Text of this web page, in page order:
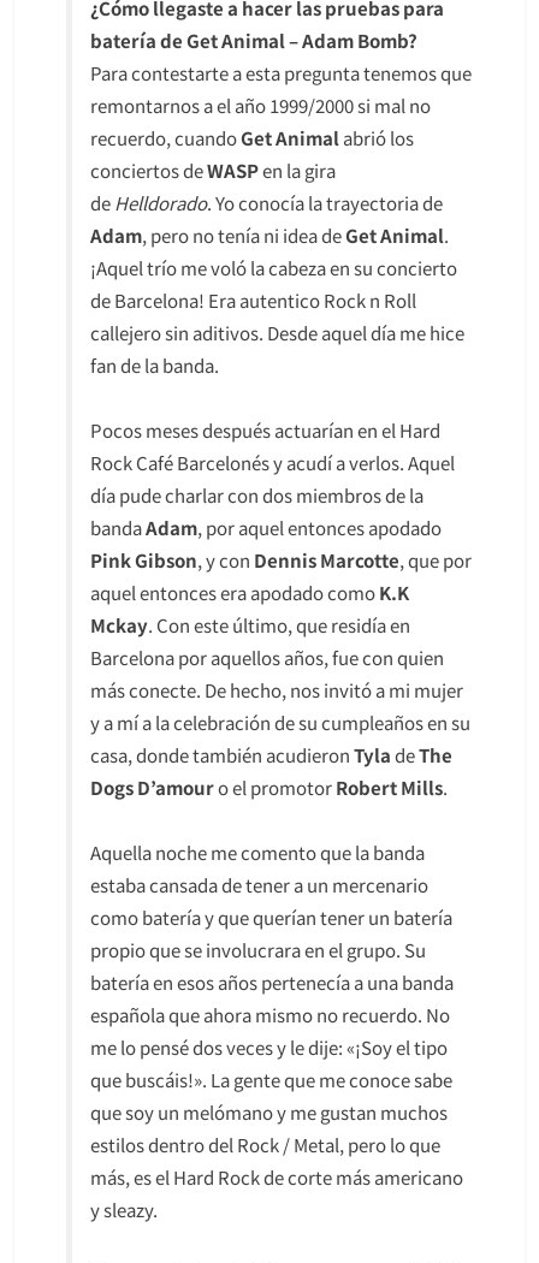
¿Cómo llegaste a hacer las pruebas para
batería de Get Animal – Adam Bomb?
Para contestarte a esta pregunta tenemos que
remontarnos a el año 1999/2000 si mal no
recuerdo, cuandoGet Animalabrió los
conciertos deWASPen la gira
deHelldorado.Yo conocía la trayectoria de
Adam, pero no tenía ni idea deGet Animal.
¡Aquel trío me voló la cabeza en su concierto
de Barcelona! Era autentico Rock n Roll
callejero sin aditivos. Desde aquel día me hice
fan de la banda.
Pocos meses después actuarían en el Hard
Rock Café Barcelonés y acudí a verlos. Aquel
día pude charlar con dos miembros de la
bandaAdam, por aquel entonces apodado
Pink Gibson, y con Dennis Marcotte, que por
aquel entonces era apodado comoK.K
Mckay. Con este último, que residía en
Barcelona por aquellos años, fue con quien
más conecte. De hecho, nos invitó a mi mujer
y a mí a la celebración de su cumpleaños en su
casa, donde también acudieronTyladeThe
Dogs D’amouro el promotorRobert Mills.
Aquella noche me comento que la banda
estaba cansada de tener a un mercenario
como batería y que querían tener un batería
propio que se involucrara en el grupo. Su
batería en esos años pertenecía a una banda
española que ahora mismo no recuerdo. No
me lo pensé dos veces y le dije: «¡Soy el tipo
que buscáis!». La gente que me conoce sabe
que soy un melómano y me gustan muchos
estilos dentro del Rock / Metal, pero lo que
más, es el Hard Rock de corte más americano
y sleazy.